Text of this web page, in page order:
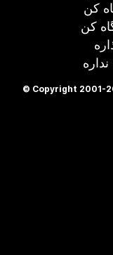
کن
کن
© Copyright 2001-